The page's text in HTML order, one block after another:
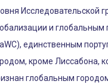
Исследовательской
и глобальным
единственным
кроме Лиссабона,
глобальным